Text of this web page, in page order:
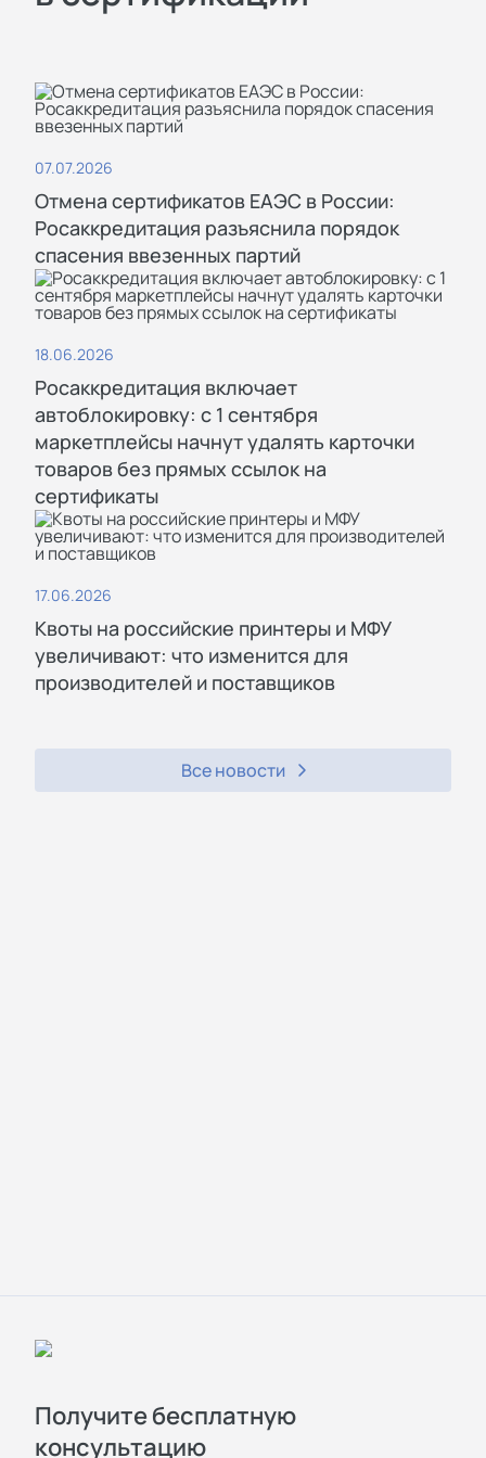
соответствия;
испытания продукции;
регистрируем разрешения в
реестре;
отправляем заявителю готовые
документы с помощью курьера.
Почему стоит
выбирать СигмаТест
07.07.2026
Отмена сертификатов ЕАЭС в России:
Росаккредитация разъяснила порядок
спасения ввезенных партий
18.06.2026
Росаккредитация включает
автоблокировку: с 1 сентября
маркетплейсы начнут удалять карточки
товаров без прямых ссылок на
сертификаты
17.06.2026
Квоты на российские принтеры и МФУ
увеличивают: что изменится для
производителей и поставщиков
Все новости
Получите бесплатную
консультацию